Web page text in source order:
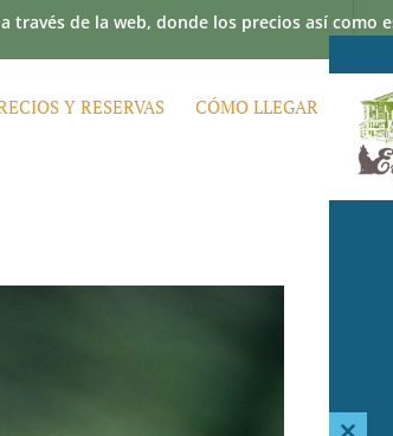
través de la web, donde los precios así como
Y RESERVAS CÓMO LLEGAR